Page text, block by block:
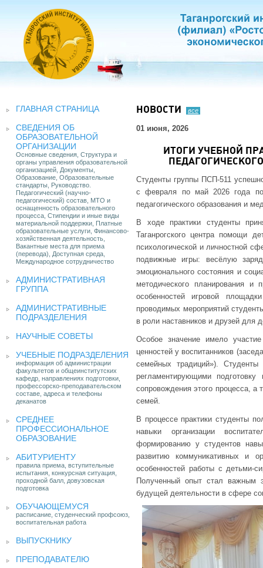
ГЛАВНАЯ СТРАНИЦА
СВЕДЕНИЯ ОБ
ОБРАЗОВАТЕЛЬНОЙ
ОРГАНИЗАЦИИ
Основные сведения, Структура и
органы управления образовательной
организацией, Документы,
Образование, Образовательные
стандарты, Руководство.
Педагогический (научно-
педагогический) состав, МТО и
оснащенность образовательного
процесса, Стипендии и иные виды
материальной поддержки, Платные
образовательные услуги, Финансово-
хозяйственная деятельность,
Вакантные места для приема
(перевода), Доступная среда,
Международное сотрудничество
АДМИНИСТРАТИВНАЯ
ГРУППА
АДМИНИСТРАТИВНЫЕ
ПОДРАЗДЕЛЕНИЯ
НАУЧНЫЕ СОВЕТЫ
УЧЕБНЫЕ ПОДРАЗДЕЛЕНИЯ
информация об администрации
факультетов и общеинститутских
кафедр, направлениях подготовки,
профессорско-преподавательском
составе, адреса и телефоны
деканатов
СРЕДНЕЕ
ПРОФЕССИОНАЛЬНОЕ
ОБРАЗОВАНИЕ
АБИТУРИЕНТУ
правила приема, вступительные
испытания, конкурсная ситуация,
проходной балл, довузовская
подготовка
ОБУЧАЮЩЕМУСЯ
расписание, студенческий профсоюз,
воспитательная работа
ВЫПУСКНИКУ
ПРЕПОДАВАТЕЛЮ
НОВОСТИ все
01 июня, 2026
ИТОГИ УЧЕБНОЙ
Студенты группы ПСП-511
с февраля по май 2026 года
педагогического образования и
В ходе практики студенты
Таганрогского центра помощи
психологической и личностной
подвижные игры: весёлую
эмоционального состояния и
методического планирования и
особенностей игровой
проводимых мероприятий
в роли наставников и друзей для
Особое значение имело
ценностей у воспитанников
семейных традиций»).
регламентирующими
сопровождения этого процесса,
семей.
В процессе практики студенты
навыки организации
формированию у студентов
развитию коммуникативных и
особенностей работы с детьми-
Полученный опыт стал важным
будущей деятельности в сфере